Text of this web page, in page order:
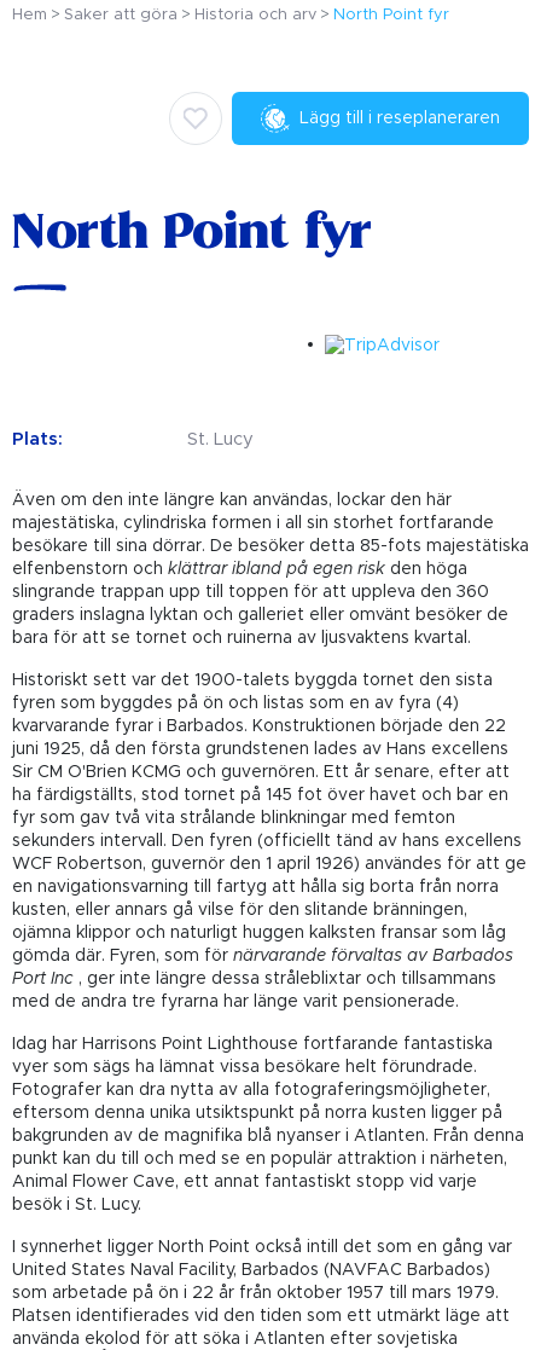
Hem Saker att göra Historia och arv North Point fyr
Lägg till i reseplaneraren
North Point fyr
Plats: St. Lucy
Även om den inte längre kan användas, lockar den här
majestätiska, cylindriska formen i all sin storhet fortfarande
besökare till sina dörrar. De besöker detta 85-fots majestätiska
elfenbenstorn och klättrar ibland på egen risk den höga
slingrande trappan upp till toppen för att uppleva den 360
graders inslagna lyktan och galleriet eller omvänt besöker de
bara för att se tornet och ruinerna av ljusvaktens kvartal.
Historiskt sett var det 1900-talets byggda tornet den sista
fyren som byggdes på ön och listas som en av fyra (4)
kvarvarande fyrar i Barbados. Konstruktionen började den 22
juni 1925, då den första grundstenen lades av Hans excellens
Sir CM O'Brien KCMG och guvernören. Ett år senare, efter att
ha färdigställts, stod tornet på 145 fot över havet och bar en
fyr som gav två vita strålande blinkningar med femton
sekunders intervall. Den fyren (officiellt tänd av hans excellens
WCF Robertson, guvernör den 1 april 1926) användes för att ge
en navigationsvarning till fartyg att hålla sig borta från norra
kusten, eller annars gå vilse för den slitande bränningen,
ojämna klippor och naturligt huggen kalksten fransar som låg
gömda där. Fyren, som för närvarande förvaltas av Barbados
Port Inc , ger inte längre dessa stråleblixtar och tillsammans
med de andra tre fyrarna har länge varit pensionerade.
Idag har Harrisons Point Lighthouse fortfarande fantastiska
vyer som sägs ha lämnat vissa besökare helt förundrade.
Fotografer kan dra nytta av alla fotograferingsmöjligheter,
eftersom denna unika utsiktspunkt på norra kusten ligger på
bakgrunden av de magnifika blå nyanser i Atlanten. Från denna
punkt kan du till och med se en populär attraktion i närheten,
Animal Flower Cave, ett annat fantastiskt stopp vid varje
besök i St. Lucy.
I synnerhet ligger North Point också intill det som en gång var
United States Naval Facility, Barbados (NAVFAC Barbados)
som arbetade på ön i 22 år från oktober 1957 till mars 1979.
Platsen identifierades vid den tiden som ett utmärkt läge att
använda ekolod för att söka i Atlanten efter sovjetiska